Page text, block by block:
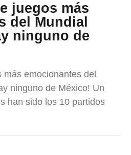
juegos más
del Mundial
ninguno de
más emocionantes del
ninguno de México! Un
han sido los 10 partidos